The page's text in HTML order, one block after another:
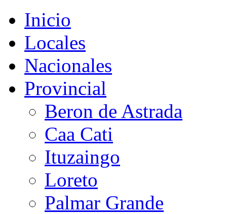
Inicio
Locales
Nacionales
Provincial
Beron de Astrada
Caa Cati
Ituzaingo
Loreto
Palmar Grande